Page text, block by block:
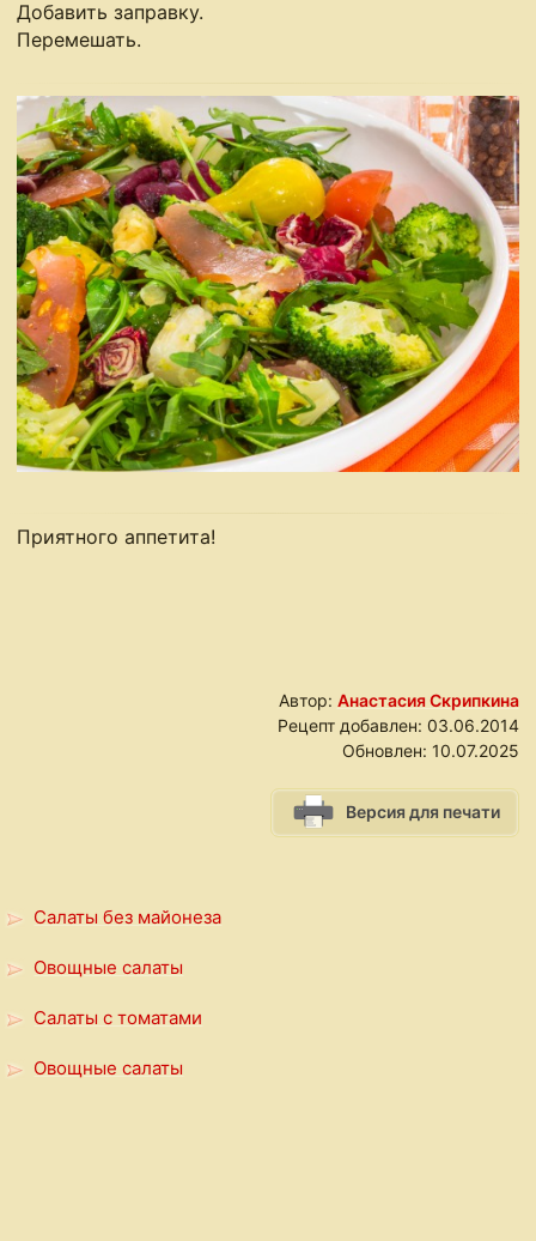
Добавить заправку.
Перемешать.
Приятного аппетита!
Автор: Анастасия Скрипкина
Рецепт добавлен: 03.06.2014
Обновлен: 10.07.2025
Версия для печати
Салаты без майонеза
Овощные салаты
Салаты с томатами
Овощные салаты